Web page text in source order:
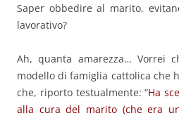
Saper obbedire al marito,
lavorativo?
Ah, quanta amarezza… Vorrei
modello di famiglia cattolica che
che, riporto testualmente: “Ha
alla cura del marito (che era